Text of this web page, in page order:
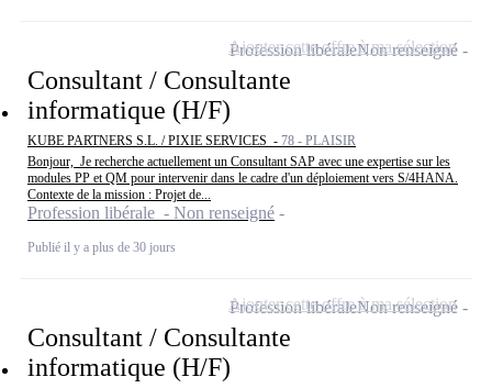
Consultant / Consultante
informatique (H/F)
KUBE PARTNERS S.L. / PIXIE SERVICES - 78 - PLAISIR
Bonjour, Je recherche actuellement un Consultant SAP avec une expertise sur les
modules PP et QM pour intervenir dans le cadre d'un déploiement vers S/4HANA.
Contexte de la mission : Projet de...
Profession libérale - Non renseigné
Publié il y a plus de 30 jours
Profession libéraleNon renseigné
Ajouter cette offre à ma sélection
Consultant / Consultante
informatique (H/F)
Profession libéraleNon renseigné
Ajouter cette offre à ma sélection